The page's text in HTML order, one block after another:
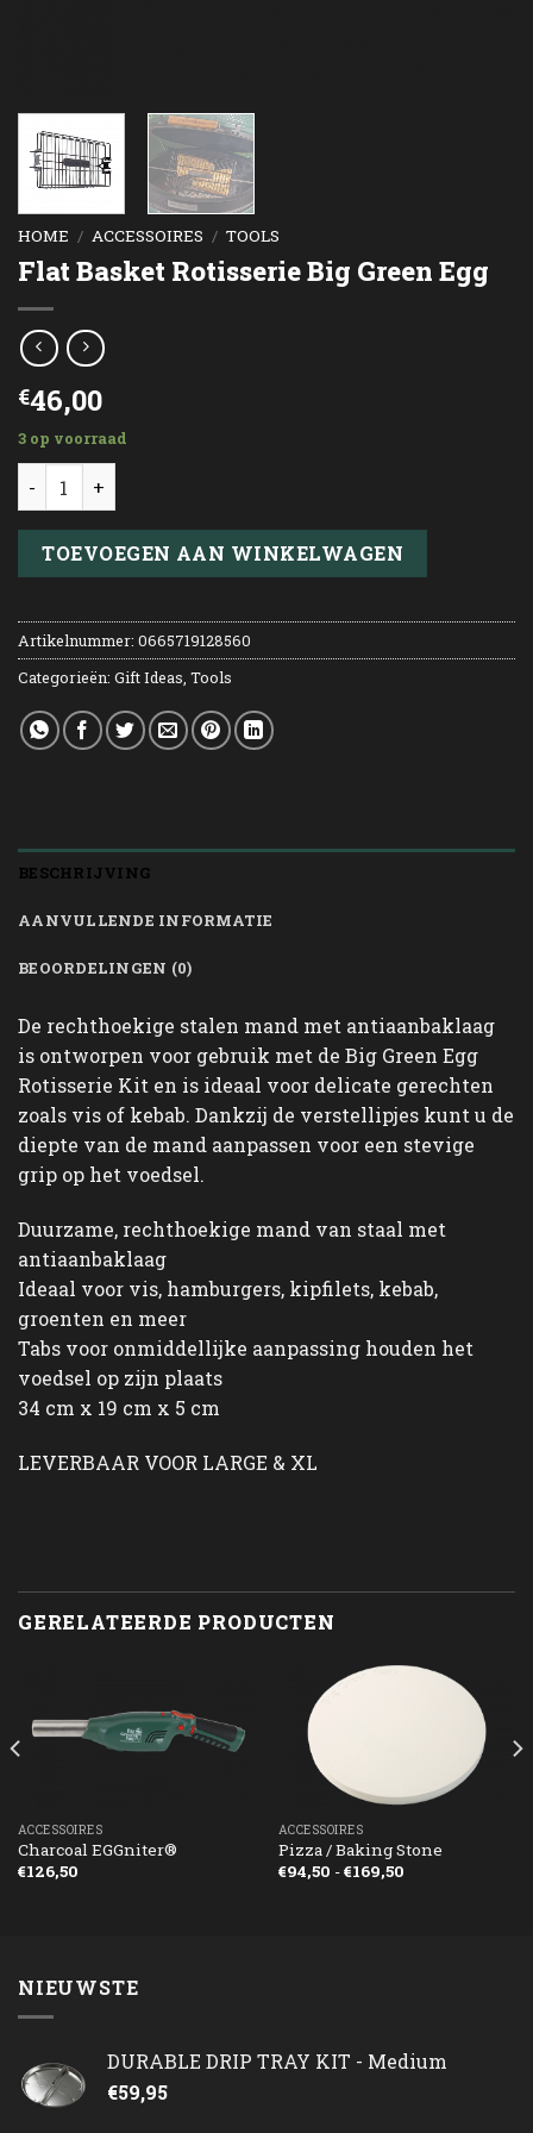
HOME / ACCESSOIRES / TOOLS
Flat Basket Rotisserie Big Green Egg
€46,00
3 op voorraad
Flat Basket Rotisserie Big Green Egg aantal
TOEVOEGEN AAN WINKELWAGEN
Artikelnummer: 0665719128560
Categorieën: Gift Ideas Tools
BESCHRIJVING
AANVULLENDE INFORMATIE
BEOORDELINGEN (0)
De rechthoekige stalen mand met antiaanbaklaag
is ontworpen voor gebruik met de Big Green Egg
Rotisserie Kit en is ideaal voor delicate gerechten
zoals vis of kebab. Dankzij de verstellipjes kunt u de
diepte van de mand aanpassen voor een stevige
grip op het voedsel.
Duurzame, rechthoekige mand van staal met
antiaanbaklaag
Ideaal voor vis, hamburgers, kipfilets, kebab,
groenten en meer
Tabs voor onmiddellijke aanpassing houden het
voedsel op zijn plaats
34 cm x 19 cm x 5 cm
LEVERBAAR VOOR LARGE & XL
GERELATEERDE PRODUCTEN
ACCESSOIRES
Charcoal EGGniter®
€126,50
ACCESSOIRES
Pizza / Baking Stone
€94,50 -€169,50Prijsklasse:
NIEUWSTE
DURABLE DRIP TRAY KIT - Medium
€59,95